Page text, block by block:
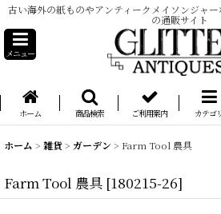
古い海外の紙ものやアンティークメイソンジャ
の通販サイト
メニュー
ホーム 商品検索 ご利用案内 カテゴリ
ホーム > 雑貨> ガーデン > Farm Tool 農具
Farm Tool 農具 [180215-26]